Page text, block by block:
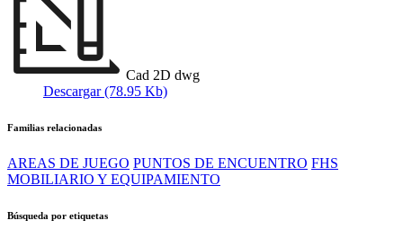
Cad 2D dwg
Descargar (78.95 Kb)
Familias relacionadas
AREAS DE JUEGO PUNTOS DE ENCUENTRO FHS
MOBILIARIO Y EQUIPAMIENTO
Búsqueda por etiquetas